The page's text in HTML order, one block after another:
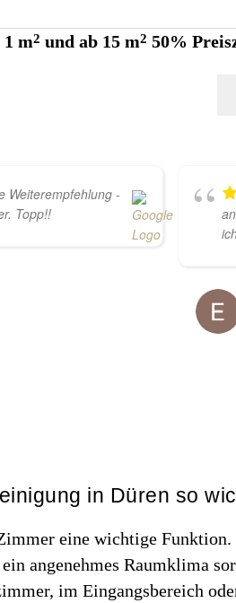
m2 und ab 15 m2 50%
Weiterempfehlung -
Topp!!
in Düren so
eine wichtige Funktion.
angenehmes Raumklima
im Eingangsbereich